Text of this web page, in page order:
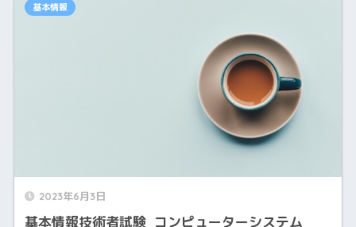
2023年6月3日
基本情報技術者試験_コンピューターシステム
基本情報